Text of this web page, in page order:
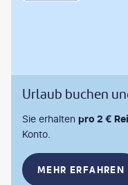
Urlaub buchen
Sie erhalten pro 2 €
Konto.
MEHR ERFAHREN